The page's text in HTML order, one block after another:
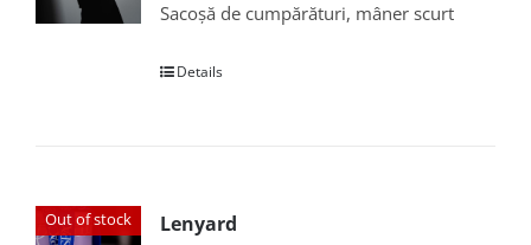
Sacoșă de cumpărături, mâner scurt
Details
Out of stock Lenyard